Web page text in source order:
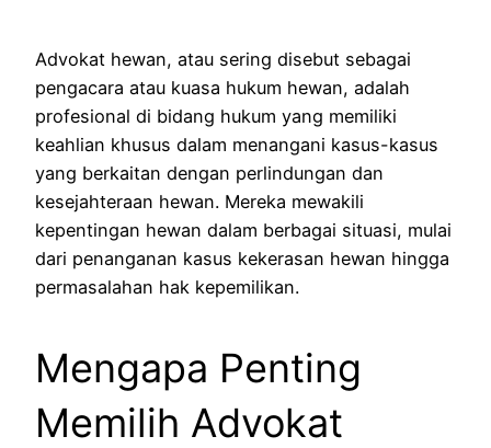
Advokat hewan, atau sering disebut sebagai
pengacara atau kuasa hukum hewan, adalah
profesional di bidang hukum yang memiliki
keahlian khusus dalam menangani kasus-kasus
yang berkaitan dengan perlindungan dan
kesejahteraan hewan. Mereka mewakili
kepentingan hewan dalam berbagai situasi, mulai
dari penanganan kasus kekerasan hewan hingga
permasalahan hak kepemilikan.
Mengapa Penting
Memilih Advokat